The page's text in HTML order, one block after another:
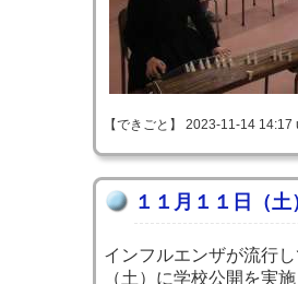
【できごと】 2023-11-14
１１月１１日（
インフルエンザが流行
（土）に学校公開を実